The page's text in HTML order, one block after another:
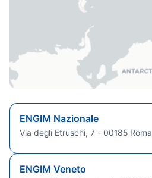
ENGIM Nazionale
Via degli Etruschi, 7 - 00185 Roma
ENGIM Veneto